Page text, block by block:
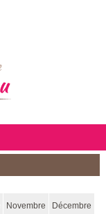
Novembre Décembre